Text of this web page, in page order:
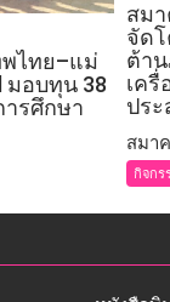
พไทย–แม่
มอบทุน 38
รศึกษา
สม
จัด
ต้า
เค
ปร
สมา
กิจกร